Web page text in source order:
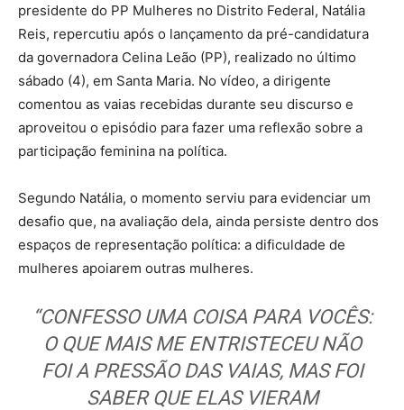
presidente do PP Mulheres no Distrito Federal, Natália
Reis, repercutiu após o lançamento da pré-candidatura
da governadora Celina Leão (PP), realizado no último
sábado (4), em Santa Maria. No vídeo, a dirigente
comentou as vaias recebidas durante seu discurso e
aproveitou o episódio para fazer uma reflexão sobre a
participação feminina na política.
Segundo Natália, o momento serviu para evidenciar um
desafio que, na avaliação dela, ainda persiste dentro dos
espaços de representação política: a dificuldade de
mulheres apoiarem outras mulheres.
“CONFESSO UMA COISA PARA VOCÊS:
O QUE MAIS ME ENTRISTECEU NÃO
FOI A PRESSÃO DAS VAIAS, MAS FOI
SABER QUE ELAS VIERAM